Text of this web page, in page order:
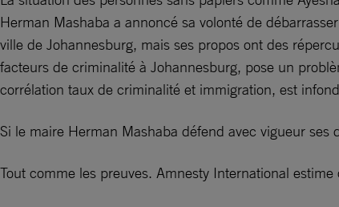
Herman Mashaba a annoncé sa volonté de
ville de Johannesburg, mais ses propos ont des
facteurs de criminalité à Johannesburg, pose un
corrélation taux de criminalité et immigration, est
Si le maire Herman Mashaba défend avec vigueur ses
Tout comme les preuves. Amnesty International